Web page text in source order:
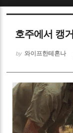
호주에서 캥
by 와이프한테혼나